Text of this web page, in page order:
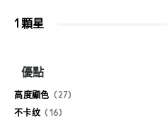
1 顆星
優點
高度顯色 27
不卡纹 16